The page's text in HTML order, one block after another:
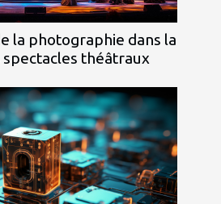
la photographie dans la
théâtraux